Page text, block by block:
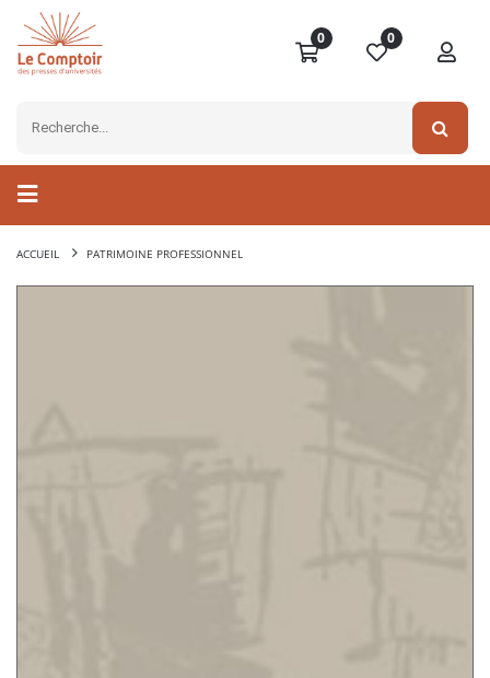
0 0
ACCUEIL PATRIMOINE PROFESSIONNEL